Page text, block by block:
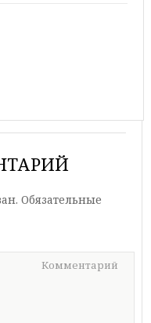
Обязательные
Комментарий